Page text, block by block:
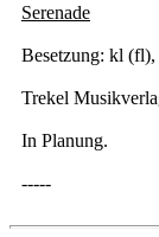
Serenade
Besetzung: kl
Trekel
In Planung.
-----